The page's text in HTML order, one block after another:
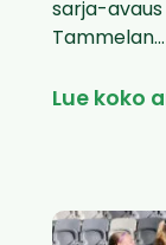
sarja-
Tammelan...
Lue koko